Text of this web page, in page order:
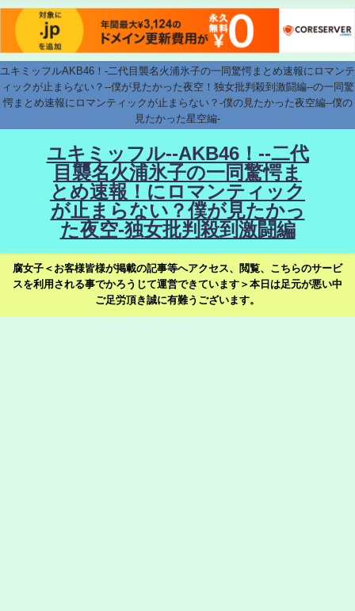
ユキミッフルAKB46！-二代目襲名火浦氷子の一同驚愕まとめ速報にロマンテ
ィックが止まらない？--僕が見たかった夜空！独女批判殺到激闘編--の一同驚
愕まとめ速報にロマンティックが止まらない？-僕の見たかった夜空編--僕の
見たかった星空編-
ユキミッフル--AKB46！--二代
目襲名火浦氷子の一同驚愕ま
とめ速報！にロマンティック
が止まらない？僕が見たかっ
た夜空-独女批判殺到激闘編
腐女子＜お客様皆様が掲載の記事等へアクセス、閲覧、こちらのサービ
スを利用される事でかろうじて運営できています＞本日は足元が悪い中
ご足労頂き誠に有難うございます。